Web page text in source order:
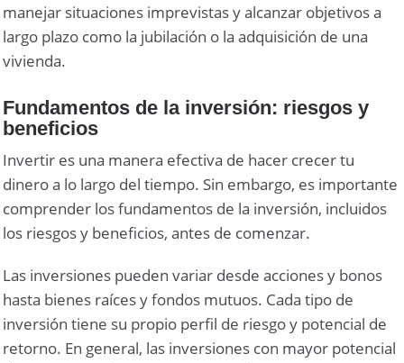
manejar situaciones imprevistas y alcanzar objetivos a
largo plazo como la jubilación o la adquisición de una
vivienda.
Fundamentos de la inversión: riesgos y
beneficios
Invertir es una manera efectiva de hacer crecer tu
dinero a lo largo del tiempo. Sin embargo, es importante
comprender los fundamentos de la inversión, incluidos
los riesgos y beneficios, antes de comenzar.
Las inversiones pueden variar desde acciones y bonos
hasta bienes raíces y fondos mutuos. Cada tipo de
inversión tiene su propio perfil de riesgo y potencial de
retorno. En general, las inversiones con mayor potencial